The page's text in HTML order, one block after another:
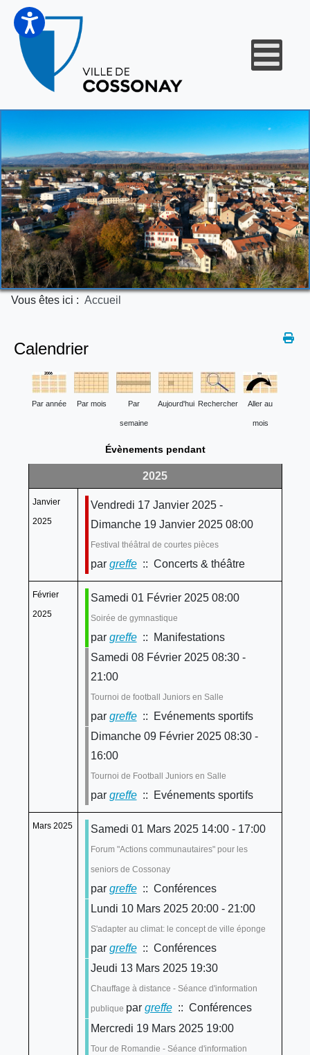
Vous êtes ici : Accueil
Calendrier
Par année Par mois Par
semaine
Aujourd'hui Rechercher Aller au
mois
Évènements pendant
2025
Janvier
2025
Vendredi 17 Janvier 2025 -
Dimanche 19 Janvier 2025 08:00
Festival théâtral de courtes pièces
par greffe:: Concerts & théâtre
Février
2025
Samedi 01 Février 2025 08:00
Soirée de gymnastique
par greffe:: Manifestations
Samedi 08 Février 2025 08:30 -
21:00
Tournoi de football Juniors en Salle
par greffe:: Evénements sportifs
Dimanche 09 Février 2025 08:30 -
16:00
Tournoi de Football Juniors en Salle
par greffe:: Evénements sportifs
Mars 2025 Samedi 01 Mars 2025 14:00 - 17:00
Forum "Actions communautaires" pour les
seniors de Cossonay
par greffe:: Conférences
Lundi 10 Mars 2025 20:00 - 21:00
S'adapter au climat: le concept de ville éponge
par greffe:: Conférences
Jeudi 13 Mars 2025 19:30
Chauffage à distance - Séance d'information
publique par greffe:: Conférences
Mercredi 19 Mars 2025 19:00
Tour de Romandie - Séance d'information